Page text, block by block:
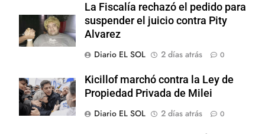
La Fiscalía rechazó el pedido para
suspender el juicio contra Pity
Alvarez
Diario EL SOL
2 días atrás 0
Kicillof marchó contra la Ley de
Propiedad Privada de Milei
Diario EL SOL
2 días atrás 0